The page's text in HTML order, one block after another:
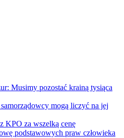
Musimy pozostać krainą tysiąca
mogą liczyć na jej
KPO za wszelką cenę
podstawowych praw człowieka